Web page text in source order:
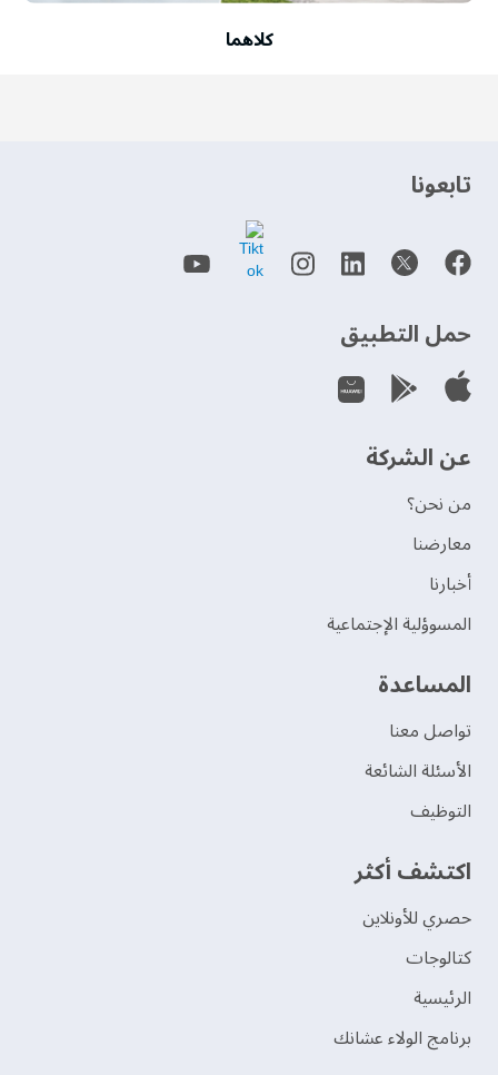
كلاهما
‫تابعونا‬
حمل التطبيق
عن الشركة
من نحن؟
‫معارضنا‬
‫أخبارنا‬
المسوؤلية الإجتماعية
‫المساعدة‬
تواصل معنا
الأسئلة الشائعة
التوظيف
اكتشف أكثر
حصري للأونلاين
‫كتالوجات‬
الرئيسية
برنامج الولاء عشانك